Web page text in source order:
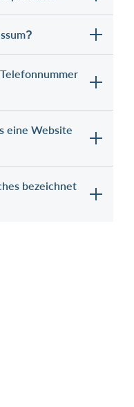
eine Website
bezeichnet